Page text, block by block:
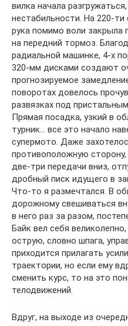
вилка начала
нестабильности. На 220-
рука помимо воли закрыла
на передний тормоз.
радиальной машинке, 4-х
320-мм дисками создают
прогнозируемое
поворотах довелось
развязках под
Прямая посадка, узкий в
турник… все это начало
супермото. Даже
противоположную
две-три передачи вниз,
дробный писк идущего в
Что-то я размечтался. В
дорожному свешиваться
в него раз за разом,
Байк вел себя
острую, словно шпага,
приходится прилагать
траектории, но если ему
сменить курс, то на это
телодвижений.
Вдруг, на выходе из